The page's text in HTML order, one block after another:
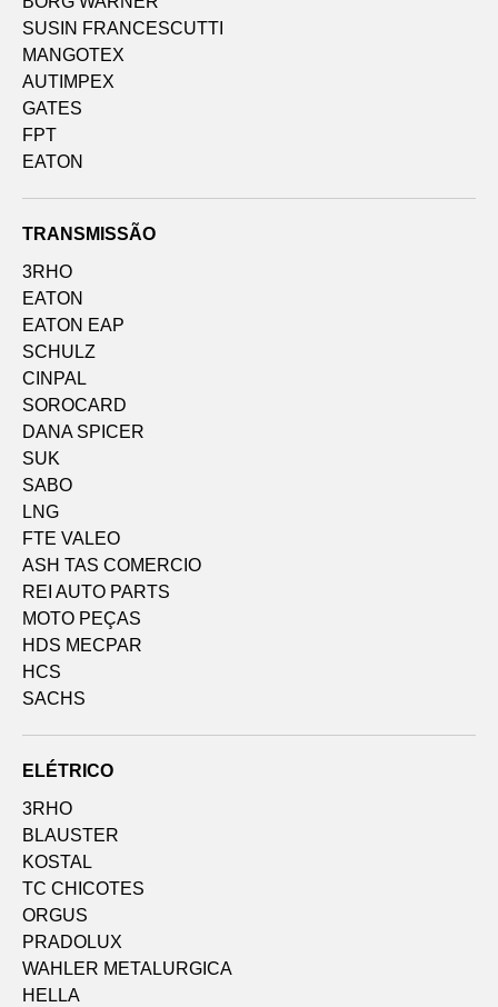
SUSIN FRANCESCUTTI
MANGOTEX
AUTIMPEX
GATES
FPT
EATON
TRANSMISSÃO
3RHO
EATON
EATON EAP
SCHULZ
CINPAL
SOROCARD
DANA SPICER
SUK
SABO
LNG
FTE VALEO
ASH TAS COMERCIO
REI AUTO PARTS
MOTO PEÇAS
HDS MECPAR
HCS
SACHS
ELÉTRICO
3RHO
BLAUSTER
KOSTAL
TC CHICOTES
ORGUS
PRADOLUX
WAHLER METALURGICA
HELLA